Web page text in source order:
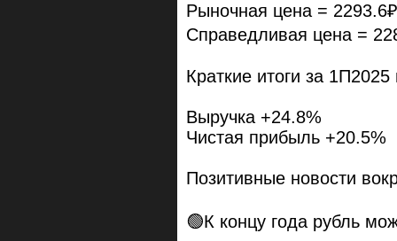
Рыночная цена = 2293.6₽
Справедливая цена =
Краткие итоги за 1П2025
Выручка +24.8%
Чистая прибыль +20.5%
Позитивные новости
🟢К концу года рубль